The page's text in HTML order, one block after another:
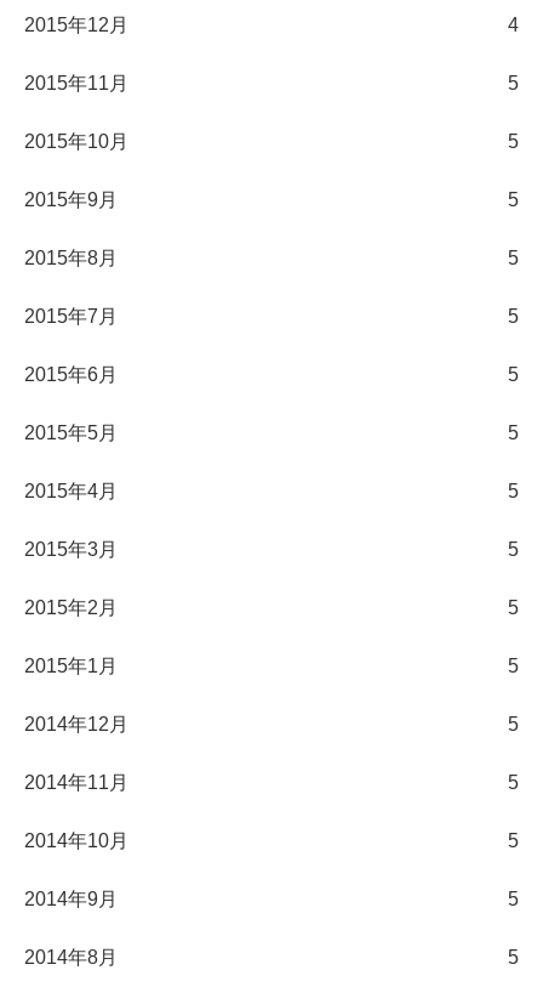
2015年12月 4
2015年11月 5
2015年10月 5
2015年9月 5
2015年8月 5
2015年7月 5
2015年6月 5
2015年5月 5
2015年4月 5
2015年3月 5
2015年2月 5
2015年1月 5
2014年12月 5
2014年11月 5
2014年10月 5
2014年9月 5
2014年8月 5